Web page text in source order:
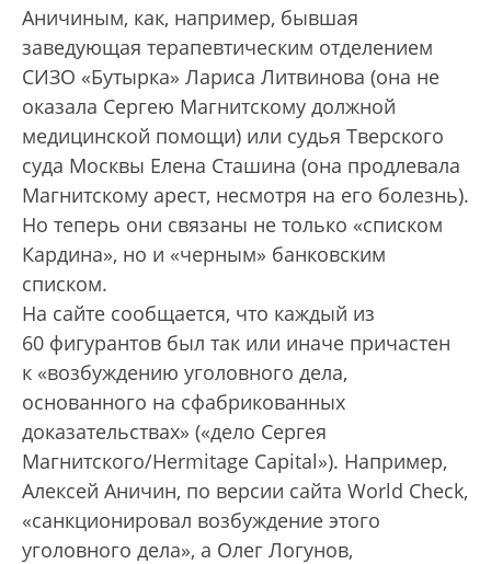
Аничиным, как, например, бывшая
заведующая терапевтическим отделением
СИЗО «Бутырка» Лариса Литвинова (она не
оказала Сергею Магнитскому должной
медицинской помощи) или судья Тверского
суда Москвы Елена Сташина (она продлевала
Магнитскому арест, несмотря на его болезнь).
Но теперь они связаны не только «списком
Кардина», но и «черным» банковским
списком.
На сайте сообщается, что каждый из
60 фигурантов был так или иначе причастен
к «возбуждению уголовного дела,
основанного на сфабрикованных
доказательствах» («дело Сергея
Магнитского/Hermitage Capital»). Например,
Алексей Аничин, по версии сайта World Check,
«санкционировал возбуждение этого
уголовного дела», а Олег Логунов,